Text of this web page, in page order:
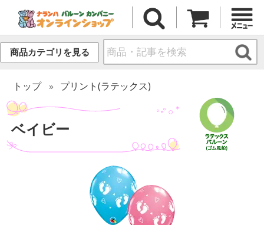
商品カテゴリを見る
トップ プリント(ラテックス)
ベイビー